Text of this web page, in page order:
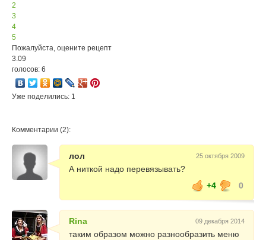
2
3
4
5
Пожалуйста, оцените рецепт
3.09
голосов: 6
Уже поделились: 1
Комментарии (2):
лол 25 октября 2009
А ниткой надо перевязывать?
+4
0
Rina 09 декабря 2014
таким образом можно разнообразить меню